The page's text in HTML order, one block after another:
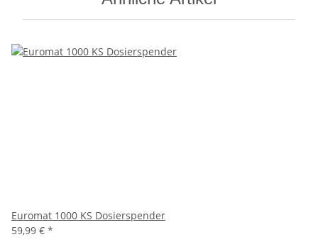
Euromat 1000 KS Dosierspender
59,99 € *